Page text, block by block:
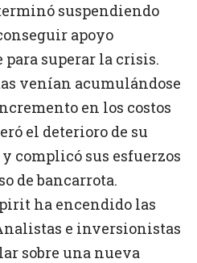
suspendiendo
apoyo
superar la crisis.
venían acumulándose
en los costos
el deterioro de su
complicó sus esfuerzos
de bancarrota.
ha encendido las
e inversionistas
sobre una nueva